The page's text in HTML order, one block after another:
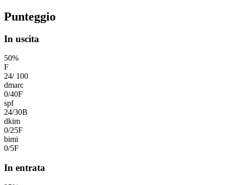
Punteggio
In uscita
50%
F
24/ 100
dmarc
0/40F
spf
24/30B
dkim
0/25F
bimi
0/5F
In entrata